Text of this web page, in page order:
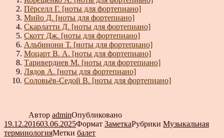
Пёрселл Г. [ноты для фортепиано]
Мийо Д. [ноты для фортепиано]
Скарлатти Д. [ноты для фортепиано]
Скотт Дж. [ноты для фортепиано]
Альбинони Т. [ноты для фортепиано]
Моцарт В. А. [ноты для фортепиано]
Таривердиев М. [ноты для фортепиано]
Лядов А. [ноты для фортепиано]
Соловьёв-Седой В. [ноты для фортепиано]
Автор adminОпубликовано
19.12.201603.06.2025Формат ЗаметкаРубрики Музыкальная
терминологияМетки балет